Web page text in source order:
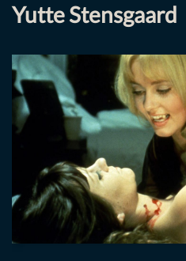
Yutte Stensgaard